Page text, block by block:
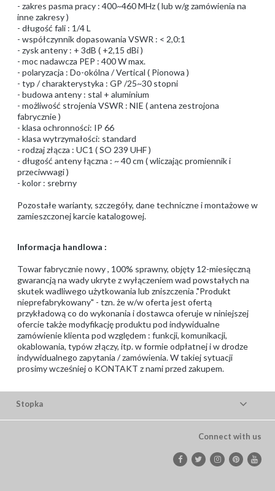
- zakres pasma pracy : 400~460 MHz ( lub w/g zamówienia na
inne zakresy )
- długość fali : 1/4 L
- współczynnik dopasowania VSWR : < 2,0:1
- zysk anteny : + 3dB ( +2,15 dBi )
- moc nadawcza PEP : 400 W max.
- polaryzacja : Do-okólna / Vertical ( Pionowa )
- typ / charakterystyka : GP /25~30 stopni
- budowa anteny : stal + aluminium
- możliwość strojenia VSWR : NIE ( antena zestrojona
fabrycznie )
- klasa ochronności: IP 66
- klasa wytrzymałości: standard
- rodzaj złącza : UC1 ( SO 239 UHF )
- długość anteny łączna : ~ 40 cm ( wliczając promiennik i
przeciwwagi )
- kolor : srebrny
Pozostałe warianty, szczegóły, dane techniczne i montażowe w
zamieszczonej karcie katalogowej.
Informacja handlowa :
Towar fabrycznie nowy , 100% sprawny, objęty 12-miesięczną
gwarancją na wady ukryte z wyłączeniem wad powstałych na
skutek wadliwego użytkowania lub zniszczenia ."Produkt
nieprefabrykowany" - tzn. że w/w oferta jest ofertą
przykładową co do wykonania i dostawca oferuje w niniejszej
ofercie także modyfikację produktu pod indywidualne
zamówienie klienta pod względem : funkcji, komunikacji,
okablowania, typów złączy, itp. w formie odpłatnej i w drodze
indywidualnego zapytania / zamówienia. W takiej sytuacji
prosimy wcześniej o KONTAKT z nami przed zakupem.
Stopka
Connect with us